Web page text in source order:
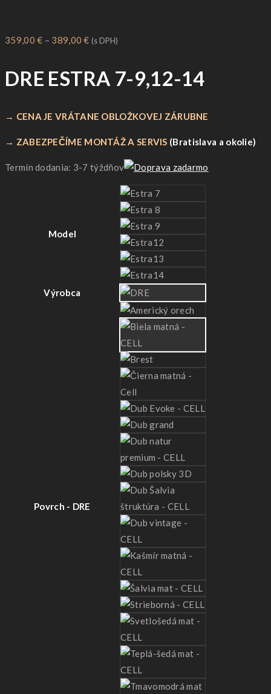
359,00€ – 389,00€Price
359,00 €
through
(s DPH)
DRE ESTRA 7-9,12-14
→ CENA JE VRÁTANE OBLOŽKOVEJ ZÁRUBNE
→ ZABEZPEČÍME MONTÁŽ A SERVIS (Bratislava a okolie)
Termín dodania: 3-7 týždňov
Model
Výrobca
Povrch - DRE